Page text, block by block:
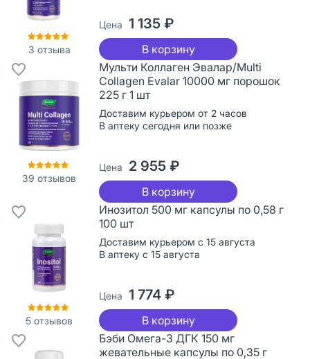
3 отзыва
Цена 1 135 ₽
В корзину
39 отзывов
Мульти Коллаген Эвалар/Multi
Сollagen Evalar 10000 мг порошок
225 г 1 шт
Доставим курьером от 2 часов
В аптеку сегодня или позже
Цена 2 955 ₽
В корзину
5 отзывов
Инозитол 500 мг капсулы по 0,58 г
100 шт
Доставим курьером с 15 августа
В аптеку с 15 августа
Цена 1 774 ₽
В корзину
Бэби Омега-3 ДГК 150 мг
жевательные капсулы по 0,35 г